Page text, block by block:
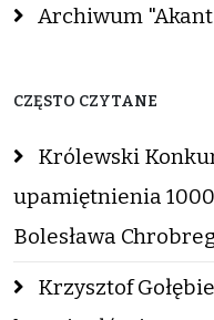
Archiwum
CZĘSTO CZYTANE
Królewski
upamiętnienia
Bolesława
Krzysztof